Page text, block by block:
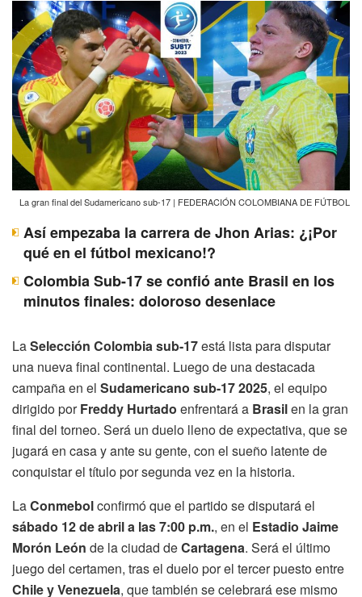
La gran final del Sudamericano sub-17 | FEDERACIÓN COLOMBIANA DE FÚTBOL
Así empezaba la carrera de Jhon Arias: ¿¡Por
qué en el fútbol mexicano!?
Colombia Sub-17 se confió ante Brasil en los
minutos finales: doloroso desenlace
LaSelección Colombia sub-17está lista para disputar
una nueva final continental. Luego de una destacada
campaña en el Sudamericano sub-17 2025, el equipo
dirigido porFreddy Hurtado enfrentará a Brasilen la gran
final del torneo. Será un duelo lleno de expectativa, que se
jugará en casa y ante su gente, con el sueño latente de
conquistar el título por segunda vez en la historia.
LaConmebolconfirmó que el partido se disputará el
sábado 12 de abril a las 7:00 p.m., en el Estadio Jaime
Morón León de la ciudad deCartagena. Será el último
juego del certamen, tras el duelo por el tercer puesto entre
Chile y Venezuela, que también se celebrará ese mismo